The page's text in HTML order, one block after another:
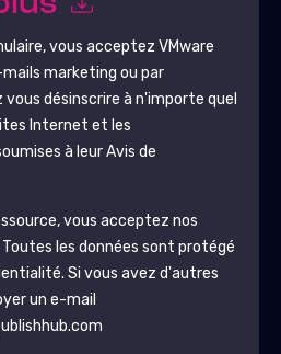
vous acceptez VMware
marketing ou par
désinscrire à n'importe quel
Internet et les
à leur Avis de
vous acceptez nos
les données sont protégé
. Si vous avez d'autres
un e-mail